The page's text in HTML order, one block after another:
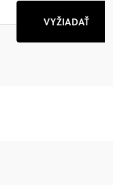
VYŽIADAŤ